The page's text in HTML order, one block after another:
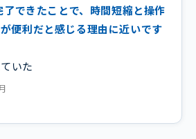
できたことで、時間短縮と操作
便利だと感じる理由に近いです
いた